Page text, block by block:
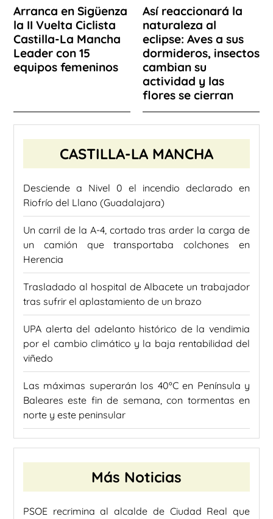
Arranca en Sigüenza
la II Vuelta Ciclista
Castilla-La Mancha
Leader con 15
equipos femeninos
Así reaccionará la
naturaleza al
eclipse: Aves a sus
dormideros, insectos
cambian su
actividad y las
flores se cierran
CASTILLA-LA MANCHA
Desciende a Nivel 0 el incendio declarado en
Riofrío del Llano (Guadalajara)
Un carril de la A-4, cortado tras arder la carga de
un camión que transportaba colchones en
Herencia
Trasladado al hospital de Albacete un trabajador
tras sufrir el aplastamiento de un brazo
UPA alerta del adelanto histórico de la vendimia
por el cambio climático y la baja rentabilidad del
viñedo
Las máximas superarán los 40ºC en Península y
Baleares este fin de semana, con tormentas en
norte y este peninsular
Más Noticias
PSOE recrimina al alcalde de Ciudad Real que